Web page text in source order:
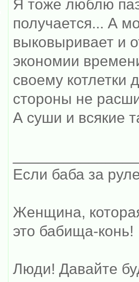
Я тоже люблю
получается... А
выковыривает и
экономии
своему котлетки
стороны не
А суши и всякие
Если баба за
Женщина,
это бабища-конь!
Люди! Давайте